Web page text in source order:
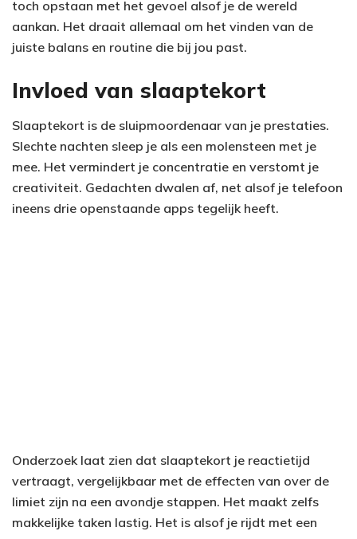
toch opstaan met het gevoel alsof je de wereld
aankan. Het draait allemaal om het vinden van de
juiste balans en routine die bij jou past.
Invloed van slaaptekort
Slaaptekort is de sluipmoordenaar van je prestaties.
Slechte nachten sleep je als een molensteen met je
mee. Het vermindert je concentratie en verstomt je
creativiteit. Gedachten dwalen af, net alsof je telefoon
ineens drie openstaande apps tegelijk heeft.
Onderzoek laat zien dat slaaptekort je reactietijd
vertraagt, vergelijkbaar met de effecten van over de
limiet zijn na een avondje stappen. Het maakt zelfs
makkelijke taken lastig. Het is alsof je rijdt met een